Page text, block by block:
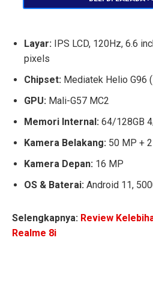
Layar:
IPS LCD, 120Hz, 6.6
pixels
Chipset: Mediatek Helio G96
GPU: Mali-G57 MC2
Memori Internal: 64/128GB
Kamera Belakang: 50 MP +
Kamera Depan: 16 MP
OS & Baterai: Android 11,
Selengkapnya: Review
Realme 8i